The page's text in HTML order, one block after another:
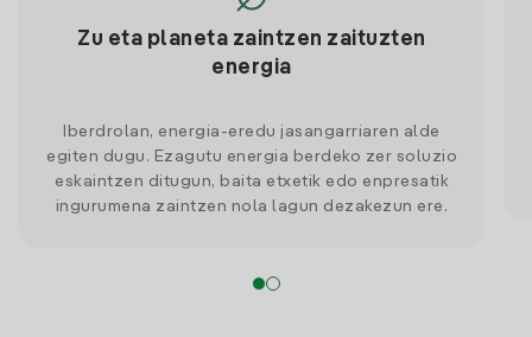
Zu eta planeta zaintzen zaituzten
energia
Iberdrolan, energia-eredu jasangarriaren alde
egiten dugu. Ezagutu energia berdeko zer soluzio
eskaintzen ditugun, baita etxetik edo enpresatik
ingurumena zaintzen nola lagun dezakezun ere.